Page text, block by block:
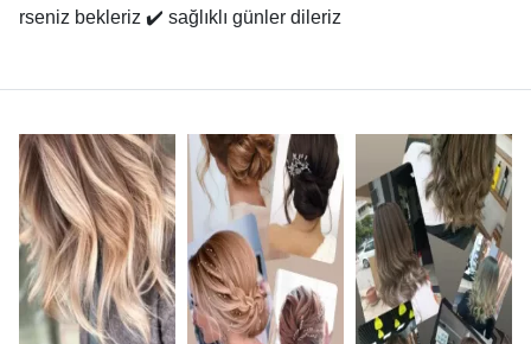
rseniz bekleriz ✔️ sağlıklı günler dileriz